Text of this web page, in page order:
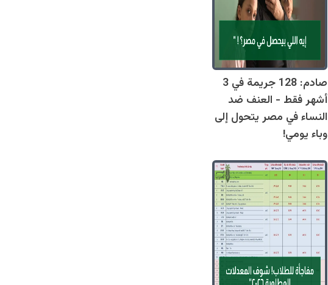
صادم: 128 جريمة في 3
أشهر فقط - العنف ضد
النساء في مصر يتحول إلى
وباء يومي!